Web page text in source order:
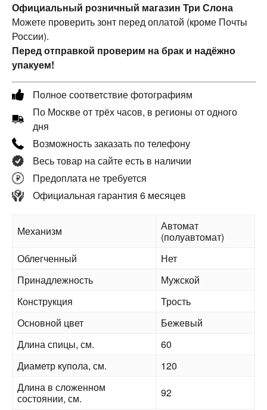
Официальный розничный магазин Три Слона
Можете проверить зонт перед оплатой (кроме Почты
России).
Перед отправкой проверим на брак и надёжно
упакуем!
Полное соответствие фотографиям
По Москве от трёх часов, в регионы от одного
дня
Возможность заказать по телефону
Весь товар на сайте есть в наличии
Предоплата не требуется
Официальная гарантия 6 месяцев
Механизм
Автомат
(полуавтомат)
Облегченный
Нет
Принадлежность
Мужской
Конструкция
Трость
Основной цвет
Бежевый
Длина спицы, см.
60
Диаметр купола, см.
120
Длина в сложенном
состоянии, см.
92